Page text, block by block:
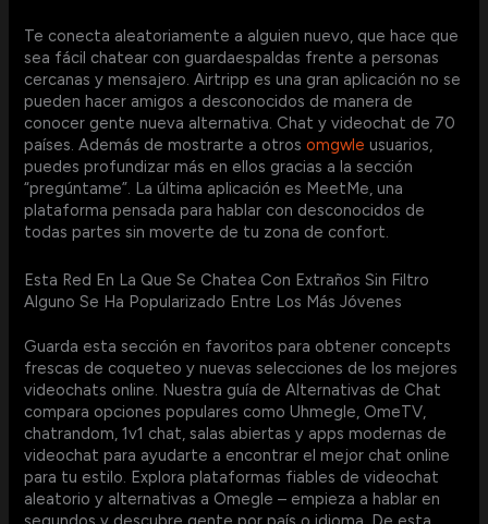
Te conecta aleatoriamente a alguien nuevo, que hace que
sea fácil chatear con guardaespaldas frente a personas
cercanas y mensajero. Airtripp es una gran aplicación no se
pueden hacer amigos a desconocidos de manera de
conocer gente nueva alternativa. Chat y videochat de 70
países. Además de mostrarte a otrosomgwle usuarios,
puedes profundizar más en ellos gracias a la sección
“pregúntame”. La última aplicación es MeetMe, una
plataforma pensada para hablar con desconocidos de
todas partes sin moverte de tu zona de confort.
Esta Red En La Que Se Chatea Con Extraños Sin Filtro
Alguno Se Ha Popularizado Entre Los Más Jóvenes
Guarda esta sección en favoritos para obtener concepts
frescas de coqueteo y nuevas selecciones de los mejores
videochats online. Nuestra guía de Alternativas de Chat
compara opciones populares como Uhmegle, OmeTV,
chatrandom, 1v1 chat, salas abiertas y apps modernas de
videochat para ayudarte a encontrar el mejor chat online
para tu estilo. Explora plataformas fiables de videochat
aleatorio y alternativas a Omegle – empieza a hablar en